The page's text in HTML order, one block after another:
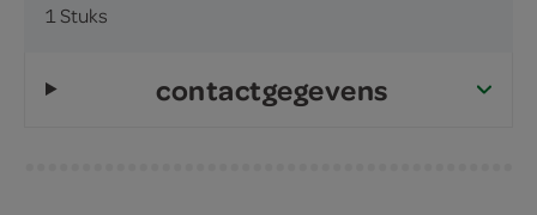
1 Stuks
contactgegevens